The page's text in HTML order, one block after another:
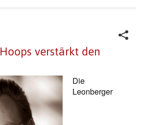
Hoops verstärkt den
Die
Leonberger